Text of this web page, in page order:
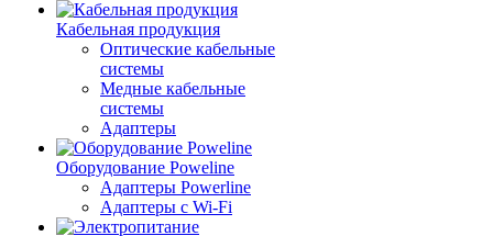
Кабельная продукция
Оптические кабельные
системы
Медные кабельные
системы
Адаптеры
Оборудование Poweline
Адаптеры Powerline
Адаптеры с Wi-Fi